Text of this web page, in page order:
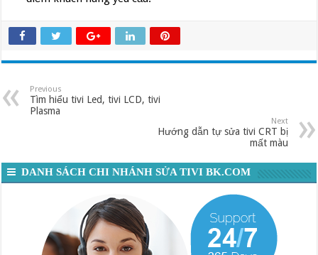
Previous
Tìm hiểu tivi Led, tivi LCD, tivi
Plasma
Next
Hướng dẫn tự sửa tivi CRT bị
mất màu
DANH SÁCH CHI NHÁNH SỬA TIVI BK.COM